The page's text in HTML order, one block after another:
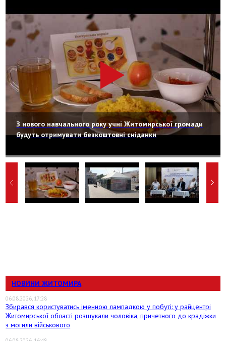
З нового навчального року учні Житомирської громади
будуть отримувати безкоштовні сніданки
НОВИНИ ЖИТОМИРА
06.08.2026, 17:28
Збирався користуватись іменною лампадкою у побуті: у райцентрі
Житомирської області розшукали чоловіка, причетного до крадіжки
з могили військового